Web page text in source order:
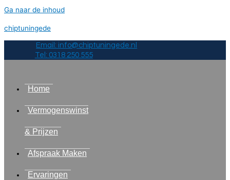
Ga naar de inhoud
chiptuningede
Email: info@chiptuningede.nl
Tel: 0318 250 555
Home
Vermogenswinst
& Prijzen
Afspraak Maken
Ervaringen